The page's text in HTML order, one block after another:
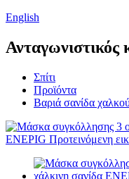
English
Σπίτι
Προϊόντα
Βαριά σανίδα